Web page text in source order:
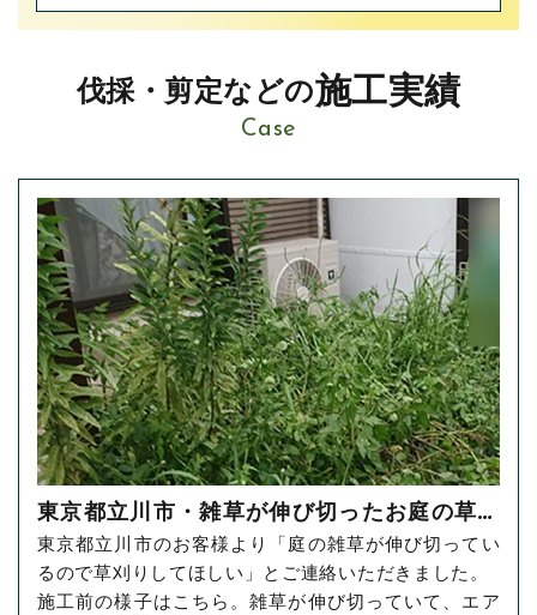
伐採・剪定などの施工実績
Case
東京都立川市・雑草が伸び切ったお庭の草刈
り・草抜きをご依頼いただきました！
東京都立川市のお客様より「庭の雑草が伸び切ってい
るので草刈りしてほしい」とご連絡いただきました。
施工前の様子はこちら。雑草が伸び切っていて、エア